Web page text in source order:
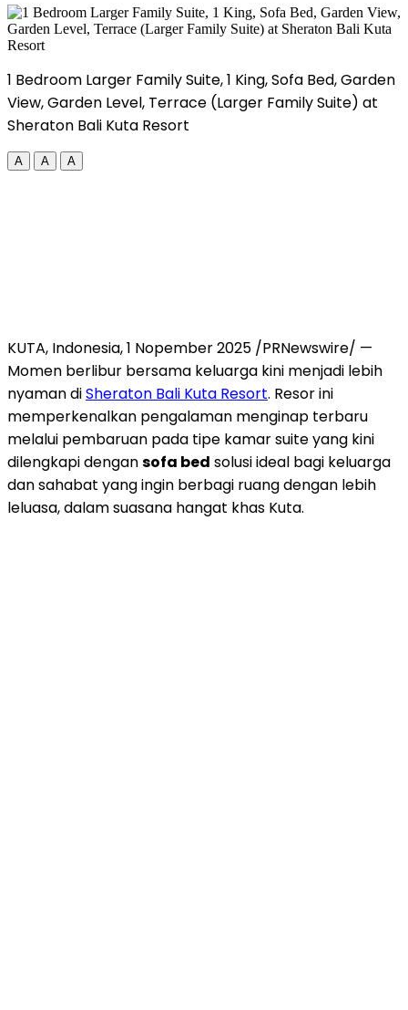
1 Bedroom Larger Family Suite, 1 King, Sofa Bed, Garden
View, Garden Level, Terrace (Larger Family Suite) at
Sheraton Bali Kuta Resort
A A A
KUTA, Indonesia,1 Nopember 2025 /PRNewswire/ —
Momen berlibur bersama keluarga kini menjadi lebih
nyaman diSheraton Bali Kuta Resort. Resor ini
memperkenalkan pengalaman menginap terbaru
melalui pembaruan pada tipe kamar suite yang kini
dilengkapi dengansofa bed solusi ideal bagi keluarga
dan sahabat yang ingin berbagi ruang dengan lebih
leluasa, dalam suasana hangat khas Kuta.